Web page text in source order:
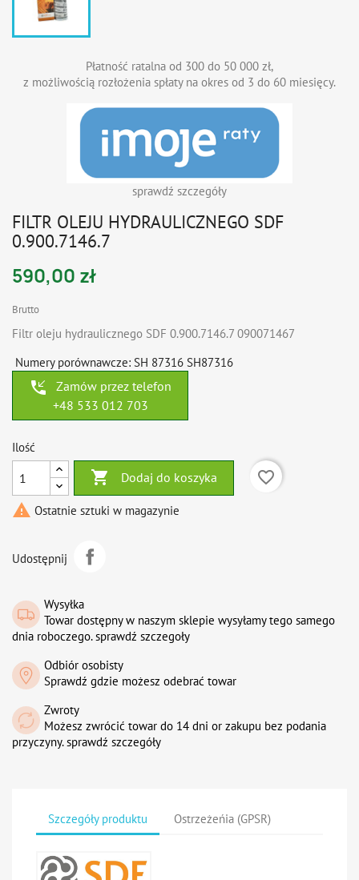
Płatność ratalna od 300 do 50 000 zł,
z możliwością rozłożenia spłaty na okres od 3 do 60 miesięcy.
sprawdź szczegóły
FILTR OLEJU HYDRAULICZNEGO SDF
0.900.7146.7
590,00 zł
Brutto
Filtr oleju hydraulicznego SDF 0.900.7146.7 090071467
Numery porównawcze: SH 87316 SH87316
phone_callback
Zamów przez telefon
+48 533 012 703
Ilość
 Dodaj do koszyka
favorite_border
 Ostatnie sztuki w magazynie
Udostępnij
Wysyłka
Towar dostępny w naszym sklepie wysyłamy tego samego
dnia roboczego. sprawdź szczegoły
Odbiór osobisty
Sprawdź gdzie możesz odebrać towar
Zwroty
Możesz zwrócić towar do 14 dni or zakupu bez podania
przyczyny. sprawdź szczegóły
Szczegóły produktu Ostrzeżeńia (GPSR)